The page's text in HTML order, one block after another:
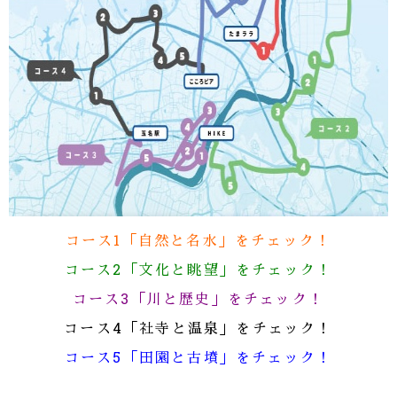
コース1「自然と名水」をチェック！
コース2「文化と眺望」をチェック！
コース3「川と歴史」をチェック！
コース4「社寺と温泉」をチェック！
コース5「田園と古墳」をチェック！